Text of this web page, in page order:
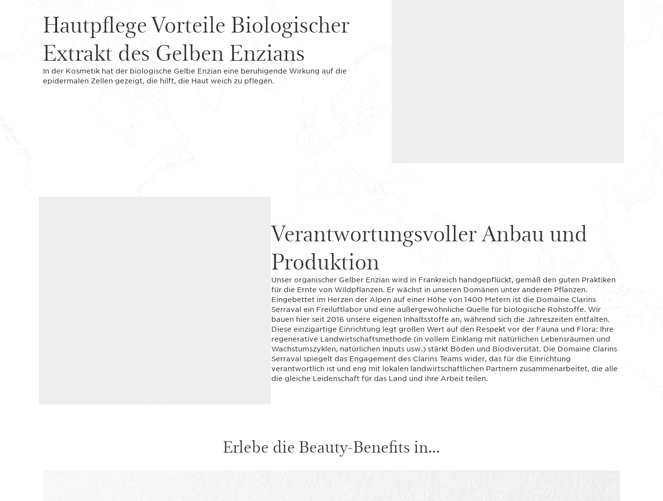
Hautpflege Vorteile Biologischer
Extrakt des Gelben Enzians
In der Kosmetik hat der biologische Gelbe Enzian eine beruhigende Wirkung auf die
epidermalen Zellen gezeigt, die hilft, die Haut weich zu pflegen.
Verantwortungsvoller Anbau und
Produktion
Unser organischer Gelber Enzian wird in Frankreich handgepflückt, gemäß den guten Praktiken
für die Ernte von Wildpflanzen. Er wächst in unseren Domänen unter anderen Pflanzen.
Eingebettet im Herzen der Alpen auf einer Höhe von 1400 Metern ist die Domaine Clarins
Serraval ein Freiluftlabor und eine außergewöhnliche Quelle für biologische Rohstoffe. Wir
bauen hier seit 2016 unsere eigenen Inhaltsstoffe an, während sich die Jahreszeiten entfalten.
Diese einzigartige Einrichtung legt großen Wert auf den Respekt vor der Fauna und Flora: Ihre
regenerative Landwirtschaftsmethode (in vollem Einklang mit natürlichen Lebensräumen und
Wachstumszyklen, natürlichen Inputs usw.) stärkt Böden und Biodiversität. Die Domaine Clarins
Serraval spiegelt das Engagement des Clarins Teams wider, das für die Einrichtung
verantwortlich ist und eng mit lokalen landwirtschaftlichen Partnern zusammenarbeitet, die alle
die gleiche Leidenschaft für das Land und ihre Arbeit teilen.
Erlebe die Beauty-Benefits in...